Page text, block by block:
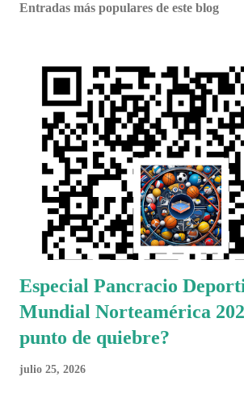
Entradas más populares de este blog
Especial Pancracio
Mundial Norteamérica
punto de quiebre?
julio 25, 2026